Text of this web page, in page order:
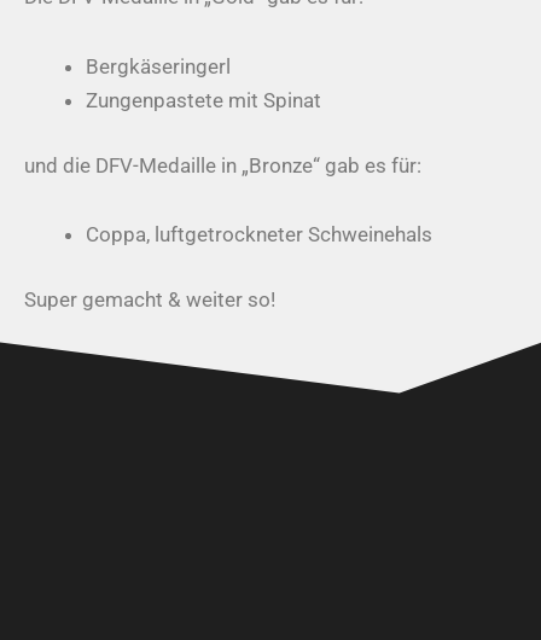
Bergkäseringerl
Zungenpastete mit Spinat
und die DFV-Medaille in „Bronze“ gab es für:
Coppa, luftgetrockneter Schweinehals
Super gemacht & weiter so!